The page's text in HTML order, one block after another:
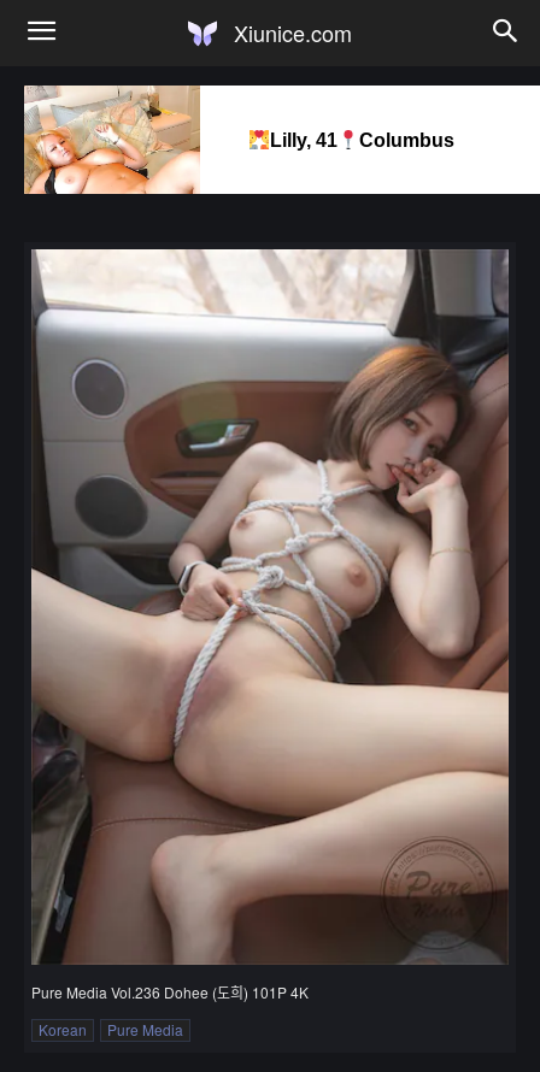
Xiunice.com
Lilly, 41 Columbus
Pure Media Vol.236 Dohee (도희) 101P 4K
Korean
Pure Media